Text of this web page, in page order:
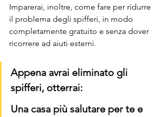
Imparerai, inoltre, come fare per ridurre
il problema degli spifferi, in modo
completamente gratuito e senza dover
ricorrere ad aiuti esterni.
Appena avrai eliminato gli
spifferi, otterrai:
Una casa più salutare per te e